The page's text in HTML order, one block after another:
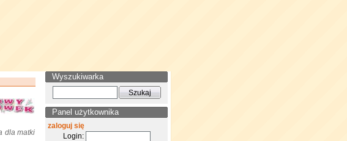
dla matki
Wyszukiwarka
Panel użytkownika
zaloguj się
Login: